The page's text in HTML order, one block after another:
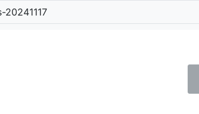
20241117